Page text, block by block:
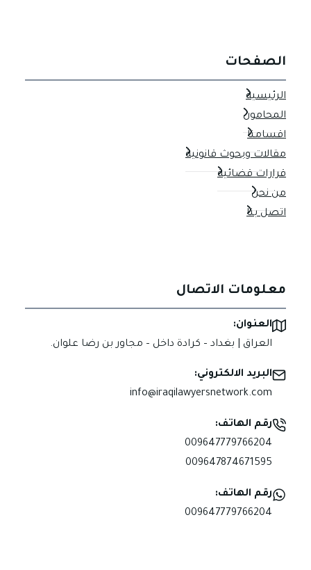
الصفحات
الرئيسية
المحامون
اقسامنا
مقالات وبحوث قانونية
قرارات قضائية
من نحن
اتصل بنا
معلومات الاتصال
العنوان:
العراق | بغداد – كرادة داخل – مجاور بن رضا علوان.
البريد الالكتروني:
info@iraqilawyersnetwork.com
رقم الهاتف:
009647779766204
009647874671595
رقم الهاتف:
009647779766204